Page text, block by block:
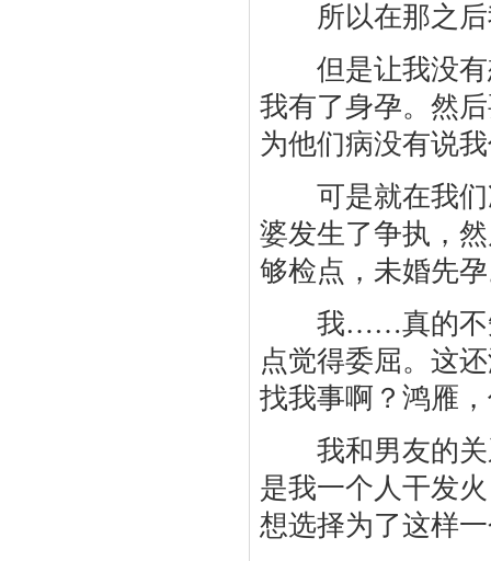
所以在那之后
但是让我没有
我有了身孕。然
为他们病没有说
可是就在我们
婆发生了争执，
够检点，未婚先
我……真的不知
点觉得委屈。这
找我事啊？鸿雁
我和男友的关
是我一个人干发
想选择为了这样